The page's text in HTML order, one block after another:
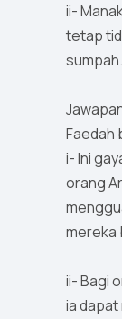
ii-
tetap
sumpah.
Faedah
i- Ini
orang
mereka
ii- Bagi
ia